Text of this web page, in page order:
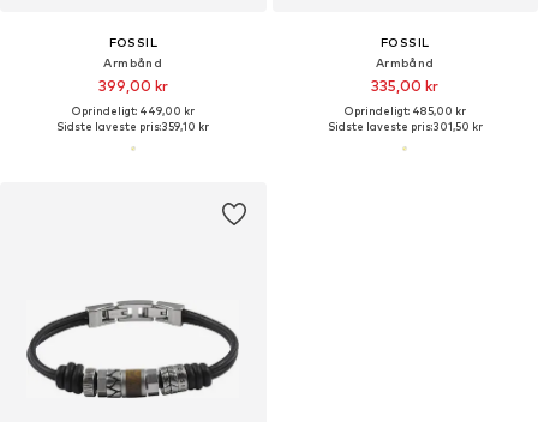
FOSSIL
Armbånd
399,00 kr
Oprindeligt: 449,00 kr
Sidste laveste pris:359,10 kr
FOSSIL
Armbånd
335,00 kr
Oprindeligt: 485,00 kr
Sidste laveste pris:301,50 kr